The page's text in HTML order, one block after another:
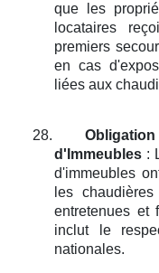
que les
locataires
premiers
en cas
liées aux
28.
Obligation
d'Immeubles :
d'immeubles
les
entretenues et
inclut le
nationales.